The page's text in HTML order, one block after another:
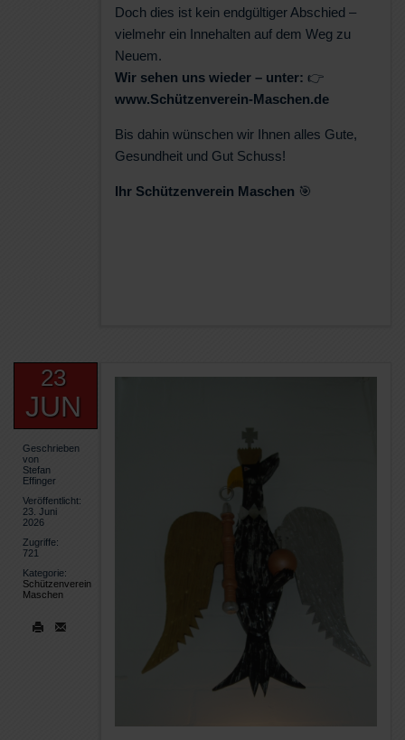
Doch dies ist kein endgültiger Abschied –
vielmehr ein Innehalten auf dem Weg zu
Neuem.
Wir sehen uns wieder – unter: 👉
www.Schützenverein-Maschen.de
Bis dahin wünschen wir Ihnen alles Gute,
Gesundheit und Gut Schuss!
Ihr Schützenverein Maschen 🎯
23
JUN
Geschrieben
von
Stefan
Effinger
Veröffentlicht:
23. Juni
2026
Zugriffe:
721
Kategorie:
Schützenverein
Maschen